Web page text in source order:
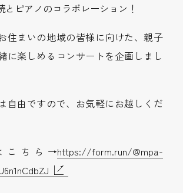
ピアノのコラボレーション！
住まいの地域の皆様に向けた、親子
に楽しめるコンサートを企画しまし
自由ですので、お気軽にお越しくだ
こちら→https://form.run/@mpa-